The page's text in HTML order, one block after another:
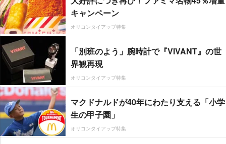
キャンペーン
オリコンタイアップ特集
「別班のよう」腕時計で『VIVANT』の世
界観再現
オリコンタイアップ特集
マクドナルドが40年にわたり支える「小学
生の甲子園」
オリコンタイアップ特集